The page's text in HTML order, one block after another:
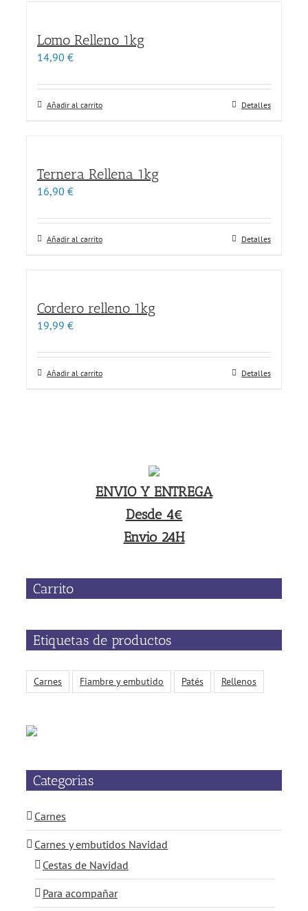
Lomo Relleno 1kg
14,90 €
Añadir al carrito Detalles
Ternera Rellena 1kg
16,90 €
Añadir al carrito Detalles
Cordero relleno 1kg
19,99 €
Añadir al carrito Detalles
ENVIO Y ENTREGA
Desde 4€
Envio 24H
Carrito
Etiquetas de productos
Carnes Fiambre y embutido Patés Rellenos
Categorias
Carnes
Carnes y embutidos Navidad
Cestas de Navidad
Para acompañar